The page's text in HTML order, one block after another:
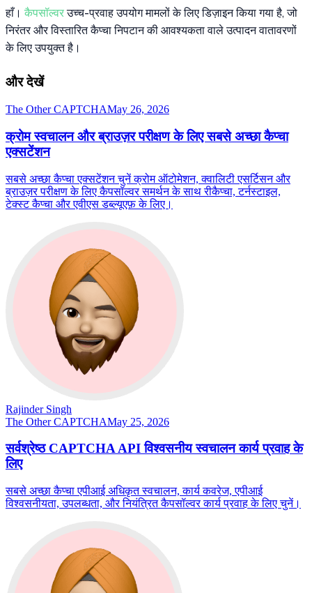
हाँ। कैपसॉल्वरउच्च-प्रवाह उपयोग मामलों के लिए डिज़ाइन किया गया है, जो
निरंतर और विस्तारित कैप्चा निपटान की आवश्यकता वाले उत्पादन वातावरणों
के लिए उपयुक्त है।
और देखें
The Other CAPTCHAMay 26, 2026
क्रोम स्वचालन और ब्राउज़र परीक्षण के लिए सबसे अच्छा कैप्चा
एक्सटेंशन
सबसे अच्छा कैप्चा एक्सटेंशन चुनें क्रोम ऑटोमेशन, क्वालिटी एसर्टिसन और
ब्राउज़र परीक्षण के लिए कैपसॉल्वर समर्थन के साथ रीकैप्चा, टर्नस्टाइल,
टेक्स्ट कैप्चा और एवीएस डब्ल्यूएफ़ के लिए।
Rajinder Singh
The Other CAPTCHAMay 25, 2026
सर्वश्रेष्ठ CAPTCHA API विश्वसनीय स्वचालन कार्य प्रवाह के
लिए
सबसे अच्छा कैप्चा एपीआई अधिकृत स्वचालन, कार्य कवरेज, एपीआई
विश्वसनीयता, उपलब्धता, और नियंत्रित कैपसॉल्वर कार्य प्रवाह के लिए चुनें।